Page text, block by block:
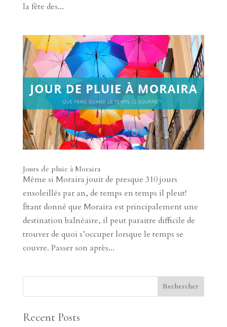
la fête des...
Jours de pluie à Moraira
Même si Moraira jouit de presque 310 jours
ensoleillés par an, de temps en temps il pleut!
Étant donné que Moraira est principalement une
destination balnéaire, il peut paraitre difficile de
trouver de quoi s’occuper lorsque le temps se
couvre. Passer son après...
Recent Posts